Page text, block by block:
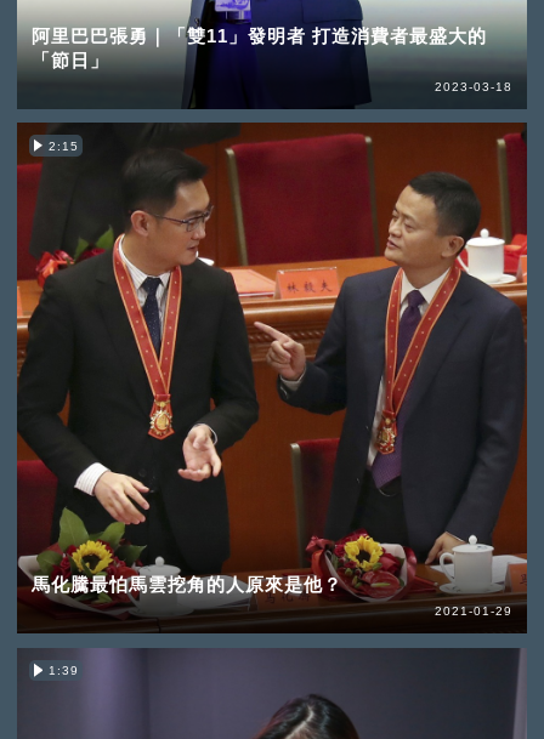
阿里巴巴張勇｜「雙11」發明者 打造消費者最盛大的
「節日」
2023-03-18
2:15
馬化騰最怕馬雲挖角的人原來是他？
2021-01-29
1:39